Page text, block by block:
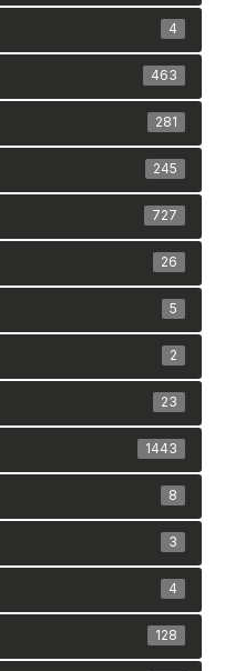
4
463
281
245
727
26
5
2
23
1443
8
3
4
128